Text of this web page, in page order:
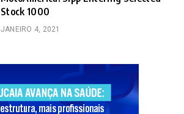
Stock 1000
JANEIRO 4, 2021